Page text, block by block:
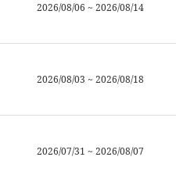
2026/08/06 ~ 2026/08/14
2026/08/03 ~ 2026/08/18
2026/07/31 ~ 2026/08/07